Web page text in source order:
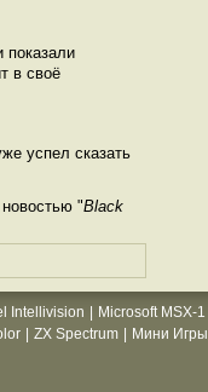
показали
в своё
успел сказать
"Black
Intellivision Microsoft MSX-1
ZX Spectrum
Мини Игры